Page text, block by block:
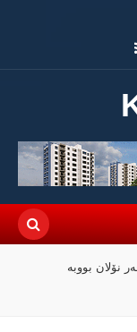
تاران کۆنترۆڵی